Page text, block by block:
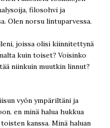
filosohvi ja
Olen norsu lintuparvessa.
joissa olisi kiinnitettynä
kuin toiset? Voisinko
niinkuin muutkin linnut?
vyön ympäriltäni ja
en minä halua hukkua
kanssa. Minä haluan